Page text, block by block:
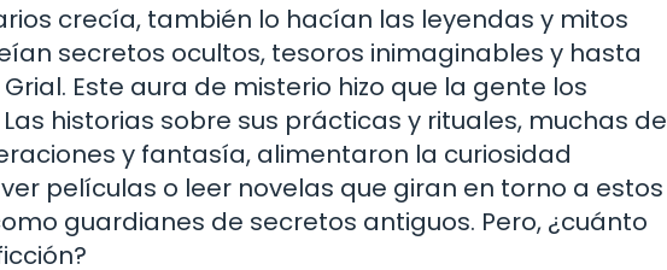
crecía, también lo hacían las leyendas y mitos
secretos ocultos, tesoros inimaginables y hasta
Este aura de misterio hizo que la gente los
historias sobre sus prácticas y rituales, muchas de
y fantasía, alimentaron la curiosidad
películas o leer novelas que giran en torno a estos
guardianes de secretos antiguos. Pero, ¿cuánto